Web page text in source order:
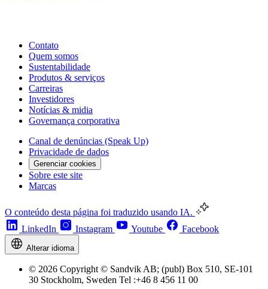
Contato
Quem somos
Sustentabilidade
Produtos & serviços
Carreiras
Investidores
Notícias & midia
Governança corporativa
Canal de denúncias (Speak Up)
Privacidade de dados
Gerenciar cookies
Sobre este site
Marcas
O conteúdo desta página foi traduzido usando IA.
LinkedIn
Instagram Youtube Facebook
Alterar idioma
© 2026 Copyright © Sandvik AB; (publ) Box 510, SE-101
30 Stockholm, Sweden Tel :+46 8 456 11 00